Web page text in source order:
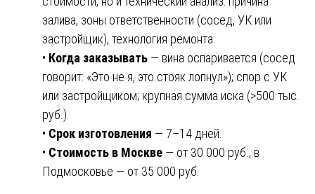
залива, зоны ответственности (сосед, УК или
застройщик), технология ремонта.
• Когда заказывать — вина оспаривается (сосед
говорит: «Это не я, это стояк лопнул»); спор с УК
или застройщиком; крупная сумма иска (>500 тыс.
руб.).
• Срок изготовления — 7–14 дней.
• Стоимость в Москве — от 30 000 руб., в
Подмосковье — от 35 000 руб.